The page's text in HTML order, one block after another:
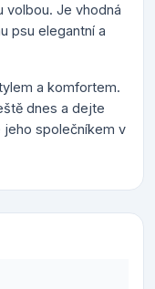
volbou. Je vhodná
psu elegantní a
a komfortem.
dnes a dejte
jeho společníkem v